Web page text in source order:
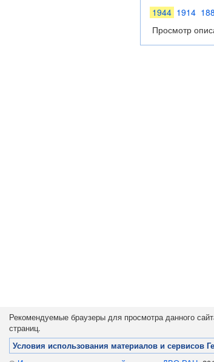
1944 1914
Просмотр
Рекомендуемые браузеры для просмотра данного
страниц.
Условия использования материалов и сервисов